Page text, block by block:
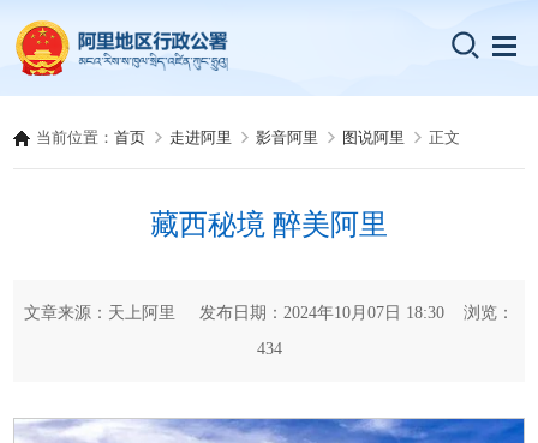
当前位置：首页 走进阿里 影音阿里 图说阿里 正文
藏西秘境 醉美阿里
文章来源：天上阿里 发布日期：2024年10月07日 18:30 浏览：
434